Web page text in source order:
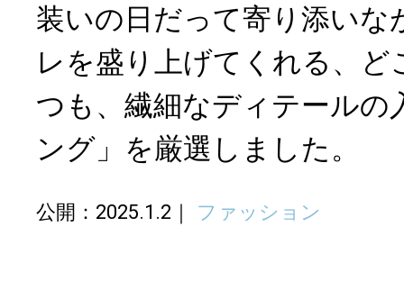
装いの日だって寄り添いな
レを盛り上げてくれる、
つも、繊細なディテールの
ング」を厳選しました。
公開：2025.1.2 ファッション